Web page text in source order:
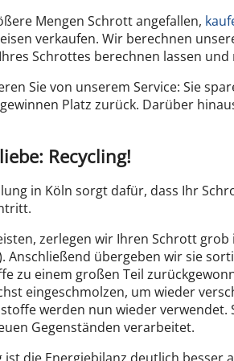
Mengen Schrott angefallen,
verkaufen. Wir berechnen
Schrottes berechnen lassen
Sie von unserem Service: Sie
Platz zurück. Darüber
Recycling!
in Köln sorgt dafür, dass Ihr
zerlegen wir Ihren Schrott
Anschließend übergeben wir sie
zu einem großen Teil
eingeschmolzen, um wieder
werden nun wieder
Gegenständen verarbeitet.